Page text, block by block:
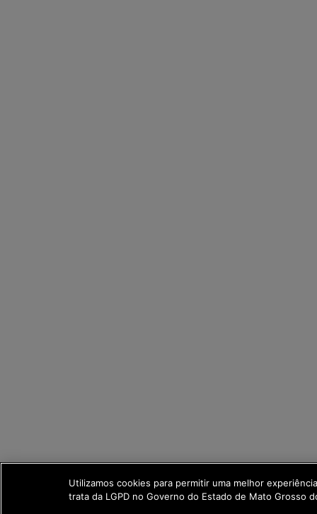
Utilizamos cookies para permitir uma melhor
trata da LGPD no Governo do Estado de Mato Grosso